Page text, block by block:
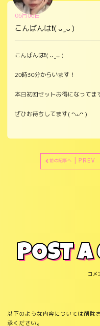
こんばんは❗️( ᴗ ̫ ᴗ )
06月06日
こんばんは❗️( ᴗ ̫ ᴗ )
20時30分からいます！
本日初回セットお得になってま
ぜひお待ちしてます( ᴖ⩊ᴖ )
前の記事へ | PREV
POST A
コメ
以下のような内容については削除
承ください。